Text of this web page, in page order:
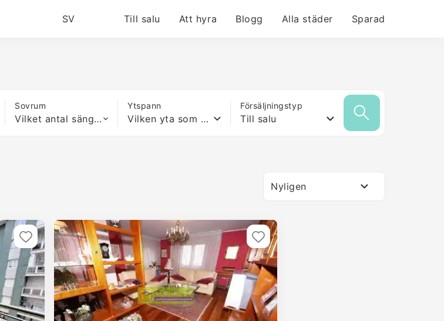
SV Till salu Att hyra Blogg Alla städer Sparad
Sovrum
Vilket antal sängar som helst
Ytspann
Vilken yta som helst
Försäljningstyp
Till salu
Nyligen